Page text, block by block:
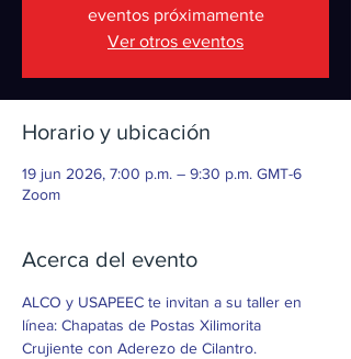
eventos próximamente
Ver otros eventos
Horario y ubicación
19 jun 2026, 7:00 p.m. – 9:30 p.m. GMT-6
Zoom
Acerca del evento
ALCO y USAPEEC te invitan a su taller en
línea: Chapatas de Postas Xilimorita
Crujiente con Aderezo de Cilantro.